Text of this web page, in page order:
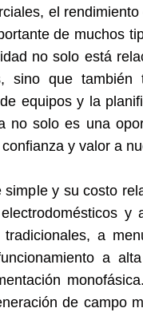
el
de muchos
no solo está
sino que
equipos y la
no solo es una
y valor a
y su costo
y
a
a
de campo